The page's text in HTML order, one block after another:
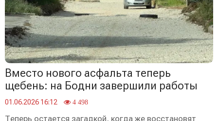
Вместо нового асфальта теперь
щебень: на Бодни завершили работы
01.06.2026 16:12 4 498
Теперь остается загадкой, когда же восстановят